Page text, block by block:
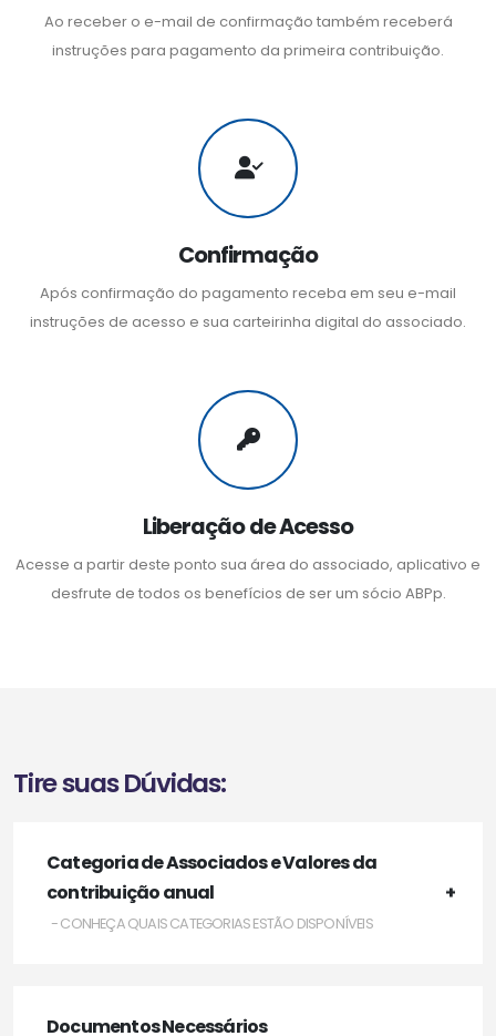
Ao receber o e-mail de confirmação também receberá
instruções para pagamento da primeira contribuição.
Confirmação
Após confirmação do pagamento receba em seu e-mail
instruções de acesso e sua carteirinha digital do associado.
Liberação de Acesso
Acesse a partir deste ponto sua área do associado, aplicativo e
desfrute de todos os benefícios de ser um sócio ABPp.
Tire suas Dúvidas:
Categoria de Associados e Valores da
contribuição anual
- CONHEÇA QUAIS CATEGORIAS ESTÃO DISPONÍVEIS
Documentos Necessários